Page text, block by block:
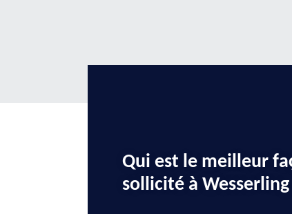
Qui est le meilleur
sollicité à Wesserling